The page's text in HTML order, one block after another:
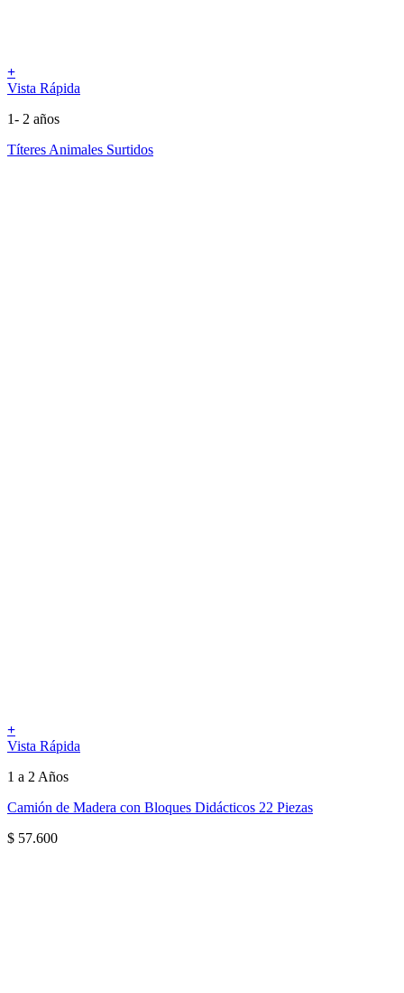
+
Vista Rápida
1- 2 años
Títeres Animales Surtidos
+
Vista Rápida
1 a 2 Años
Camión de Madera con Bloques Didácticos 22 Piezas
$ 57.600